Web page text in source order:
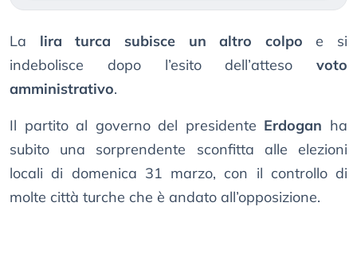
La lira turca subisce un altro colpo e si
indebolisce dopo l’esito dell’atteso voto
amministrativo.
Il partito al governo del presidente Erdogan ha
subito una sorprendente sconfitta alle elezioni
locali di domenica 31 marzo, con il controllo di
molte città turche che è andato all’opposizione.